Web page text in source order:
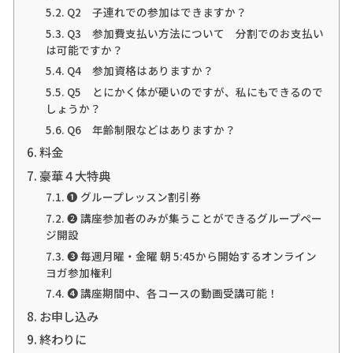
Q2 子連れでの参加はできますか？
Q3 参加費支払い方法について 分割でのお支払い
は可能ですか？
Q4 参加資格はありますか？
Q5 とにかく体が硬いのですが、私にもできるので
しょうか？
Q6 年齢制限などはありますか？
料金
豪華４大特典
❶ グループレッスン割引券
❷ 講座参加者のみが集うことができるグループペー
ジ開設
❸ 毎週月曜・金曜 朝 5:45から開始するオンライン
ヨガ参加権利
❹ 講座期間中、各コースの動画受講可能！
お申し込み
終わりに